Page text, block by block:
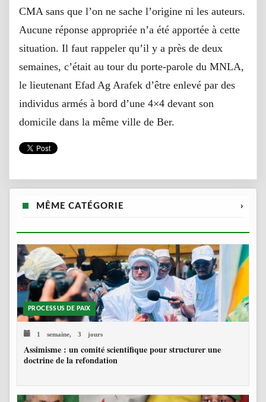
CMA sans que l’on ne sache l’origine ni les auteurs.
Aucune réponse appropriée n’a été apportée à cette
situation. Il faut rappeler qu’il y a près de deux
semaines, c’était au tour du porte-parole du MNLA,
le lieutenant Efad Ag Arafek d’être enlevé par des
individus armés à bord d’une 4×4 devant son
domicile dans la même ville de Ber.
MÊME CATÉGORIE ›
PROCESSUS DE PAIX
1 semaine, 3 jours
Assimisme : un comité scientifique pour structurer une
doctrine de la refondation